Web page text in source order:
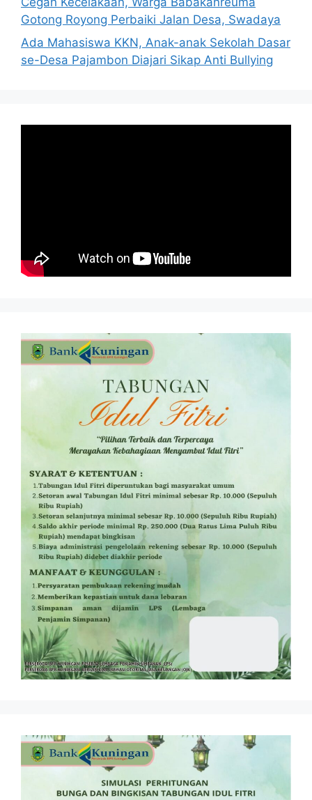
Gotong Royong Perbaiki Jalan Desa, Swadaya
Ada Mahasiswa KKN, Anak-anak Sekolah Dasar
se-Desa Pajambon Diajari Sikap Anti Bullying